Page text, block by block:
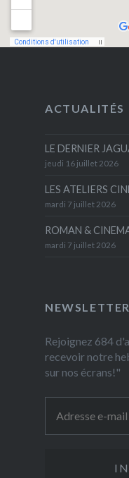
ACTUALITÉS
LE DERNIER
jeudi 16 juillet 2026
LES ATELIERS
mardi 7 juillet 2026
ROMAN &
mardi 7 juillet 2026
NEWSLETTER
Rejoignez 684
recevoir notre
sur nos écrans!"